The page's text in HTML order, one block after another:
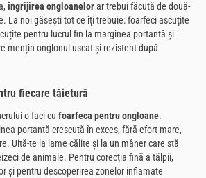
îngrijirea ongloanelorar trebui făcută de două-
La noi găsești tot ce îți trebuie: foarfeci ascuțite
pentru lucrul fin la marginea portantă și
mențin onglonul uscat și rezistent după
fiecare tăietură
o faci cu foarfeca pentru ongloane.
portantă crescută în exces, fără efort mare,
Uită-te la lame călite și la un mâner care stă
de animale. Pentru corecția fină a tălpii,
și pentru descoperirea zonelor inflamate